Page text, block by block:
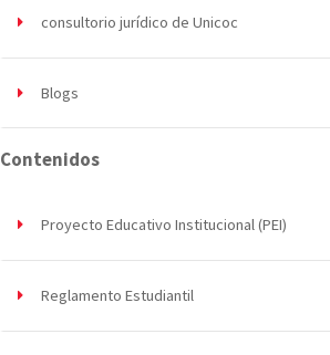
consultorio jurídico de Unicoc
Blogs
Contenidos
Proyecto Educativo Institucional (PEI)
Reglamento Estudiantil